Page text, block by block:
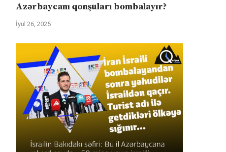
“Müharibəyə görə kompensasiya və
təhlükəsizlik zəmanətləri”: İran
İyul 31, 2025
İsrail “Gideonun
İyul 31, 2025
Azərbaycanı qonşuları bombalayır?
İyul 26, 2025